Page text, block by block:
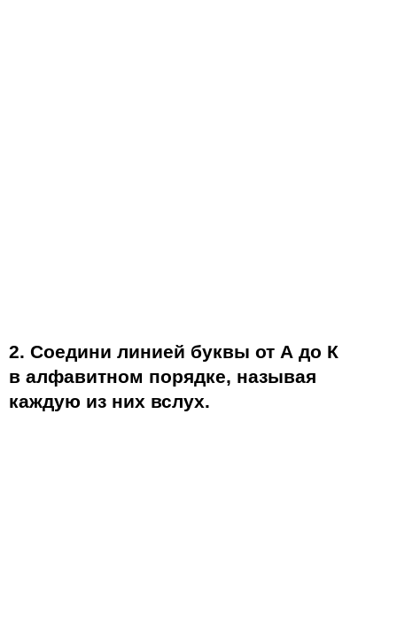
2. Соедини линией буквы от А до К
в алфавитном порядке, называя
каждую из них вслух.